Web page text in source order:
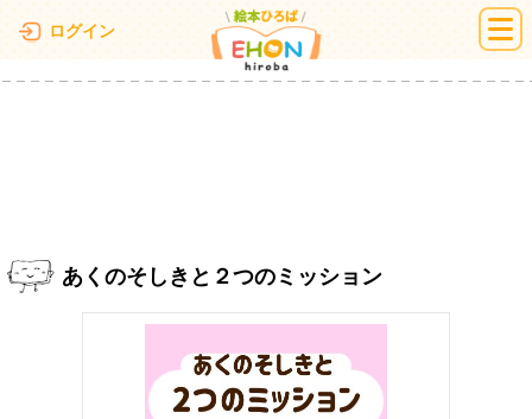
ログイン 絵本ひろば
あくのそしきと２つのミッション